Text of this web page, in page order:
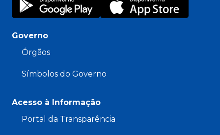
Governo
Órgãos
Símbolos do Governo
Acesso à Informação
Portal da Transparência